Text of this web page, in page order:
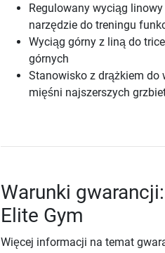
Regulowany wyciąg
narzędzie do treningu
Wyciąg górny z liną do
górnych
Stanowisko z drążkiem do
mięśni najszerszych
Warunki
Elite Gym
Więcej informacji na temat